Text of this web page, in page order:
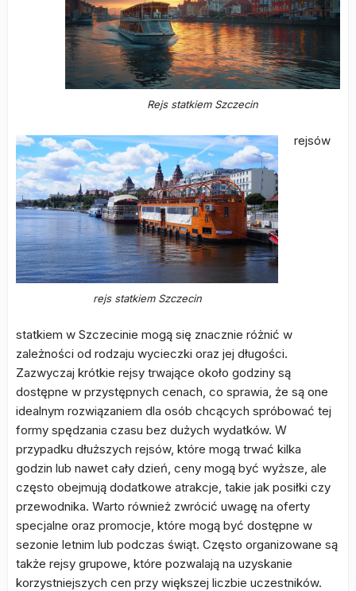
Rejs statkiem Szczecin
rejs statkiem Szczecin
rejsów
statkiem w Szczecinie mogą się znacznie różnić w
zależności od rodzaju wycieczki oraz jej długości.
Zazwyczaj krótkie rejsy trwające około godziny są
dostępne w przystępnych cenach, co sprawia, że są one
idealnym rozwiązaniem dla osób chcących spróbować tej
formy spędzania czasu bez dużych wydatków. W
przypadku dłuższych rejsów, które mogą trwać kilka
godzin lub nawet cały dzień, ceny mogą być wyższe, ale
często obejmują dodatkowe atrakcje, takie jak posiłki czy
przewodnika. Warto również zwrócić uwagę na oferty
specjalne oraz promocje, które mogą być dostępne w
sezonie letnim lub podczas świąt. Często organizowane są
także rejsy grupowe, które pozwalają na uzyskanie
korzystniejszych cen przy większej liczbie uczestników.